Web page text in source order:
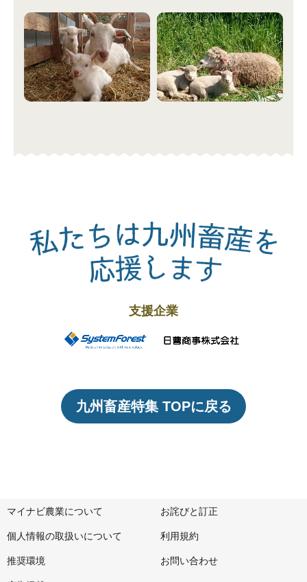
支援企業
九州畜産特集 TOPに戻る
マイナビ農業について お詫びと訂正
個人情報の取扱いについて 利用規約
推奨環境 お問い合わせ